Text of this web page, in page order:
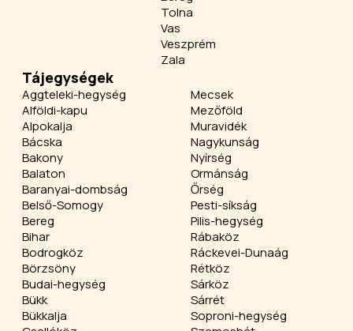
Tolna
Vas
Veszprém
Zala
Tájegységek
Aggteleki-hegység
Alföldi-kapu
Alpokalja
Bácska
Bakony
Balaton
Baranyai-dombság
Belső-Somogy
Bereg
Bihar
Bodrogköz
Börzsöny
Budai-hegység
Bükk
Bükkalja
Mecsek
Mezőföld
Muravidék
Nagykunság
Nyírség
Ormánság
Őrség
Pesti-síkság
Pilis-hegység
Rábaköz
Ráckevei-Dunaág
Rétköz
Sárköz
Sárrét
Soproni-hegység